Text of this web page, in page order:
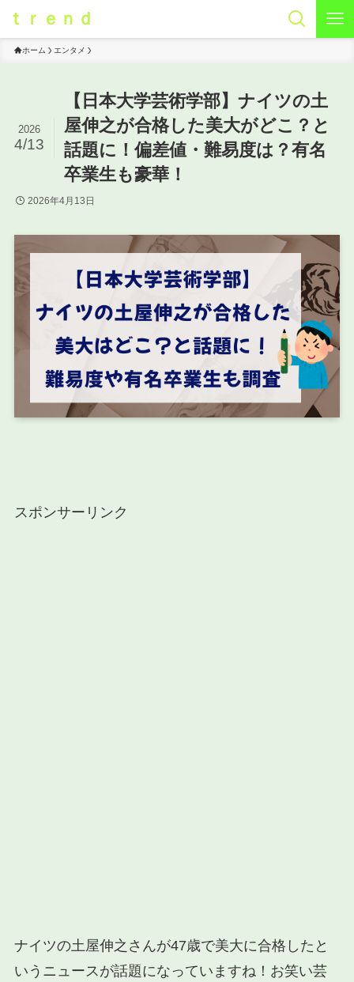
ｔｒｅｎｄ
ホーム エンタメ
【日本大学芸術学部】ナイツの土
屋伸之が合格した美大がどこ？と
話題に！偏差値・難易度は？有名
卒業生も豪華！
2026
4/13
2026年4月13日
スポンサーリンク
ナイツの土屋伸之さんが47歳で美大に合格したと
いうニュースが話題になっていますね！お笑い芸